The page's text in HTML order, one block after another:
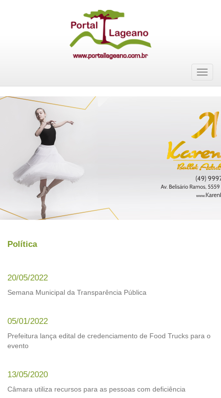
Política
20/05/2022
Semana Municipal da Transparência Pública
05/01/2022
Prefeitura lança edital de credenciamento de Food Trucks para o
evento
13/05/2020
Câmara utiliza recursos para as pessoas com deficiência